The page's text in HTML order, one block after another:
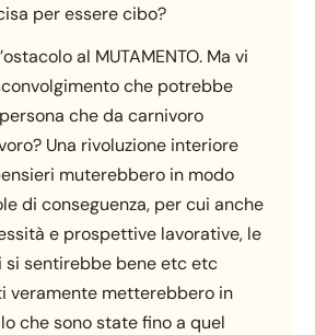
per essere cibo?
al MUTAMENTO. Ma vi
che potrebbe
che da carnivoro
Una rivoluzione interiore
muterebbero in modo
di conseguenza, per cui anche
e prospettive lavorative, le
si sentirebbe bene etc etc
veramente metterebbero in
che sono state fino a quel